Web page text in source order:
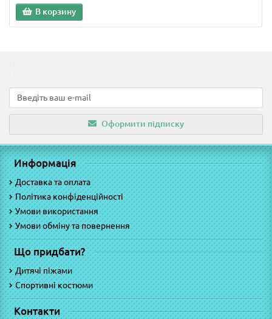
В корзину
Оформити підписку
Информація
Доставка та оплата
Політика конфіденційності
Умови використання
Умови обміну та повернення
Що придбати?
Дитячі піжами
Спортивні костюми
Контакти